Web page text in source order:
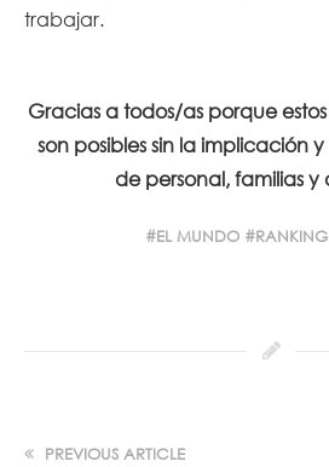
trabajar.
Gracias a todos/as porque
son posibles sin la implicación
de personal, familias
EL MUNDO RANKING
PREVIOUS ARTICLE